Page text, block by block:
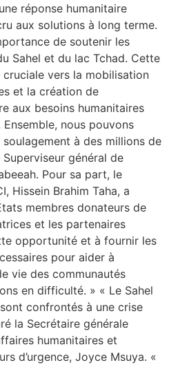
réponse humanitaire
aux solutions à long terme.
de soutenir les
Sahel et du lac Tchad. Cette
vers la mobilisation
et la création de
aux besoins humanitaires
nous pouvons
à des millions de
général de
Pour sa part, le
Hissein Brahim Taha, a
membres donateurs de
et les partenaires
opportunité et à fournir les
pour aider à
vie des communautés
en difficulté. » « Le Sahel
confrontés à une crise
la Secrétaire générale
humanitaires et
d’urgence, Joyce Msuya. «